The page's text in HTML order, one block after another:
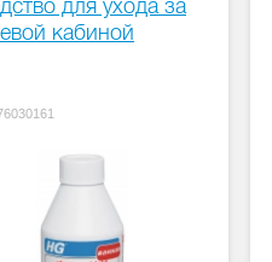
для ухода за
кабиной